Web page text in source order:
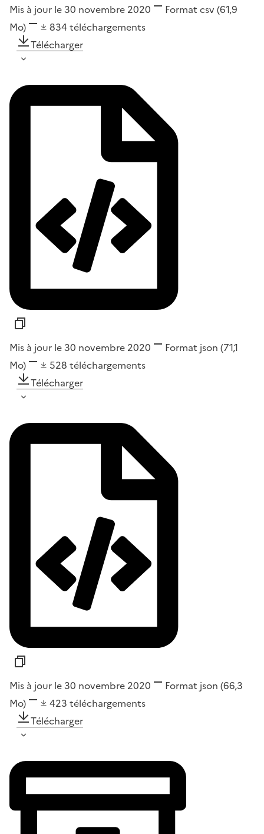
Mis à jour le 30 novembre 2020 Format csv(61,9
Mo)
834 téléchargements
Télécharger
Mis à jour le 30 novembre 2020 Format json (71,1
Mo)
528 téléchargements
Télécharger
Mis à jour le 30 novembre 2020 Format json (66,3
Mo)
423 téléchargements
Télécharger